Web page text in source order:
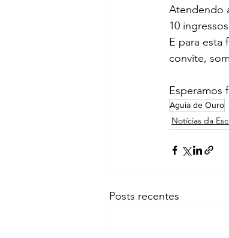
Atendendo
10
E para esta
convite,
Esperamos
Aguia de Ouro
Notícias da
Posts recentes